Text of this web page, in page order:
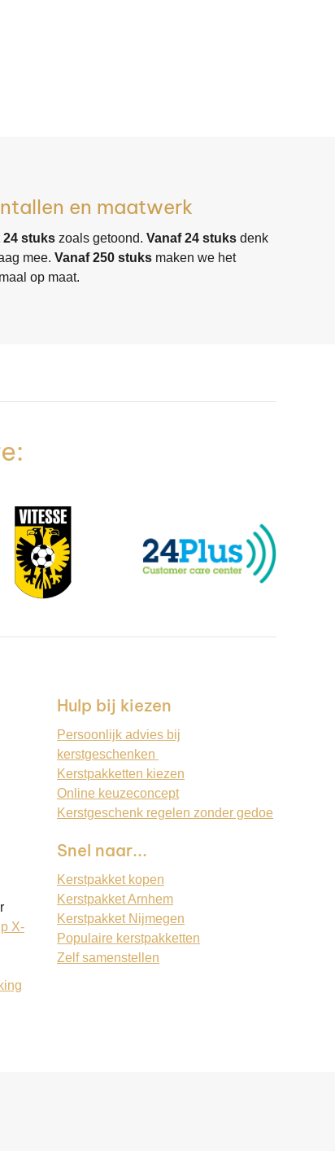
en maatwerk
24 stukszoals getoond. Vanaf 24 stuksdenk
mee. Vanaf 250 stuksmaken we het
op maat.
X-
Hulp bij kiezen
Persoonlijk advies bij
kerstgeschenken
Kerstpakketten kiezen
Online keuzeconcept
Kerstgeschenk regelen zonder gedoe
Snel naar...
Kerstpakket kopen
Kerstpakket Arnhem
Kerstpakket Nijmegen
Populaire kerstpakketten
Zelf samenstellen